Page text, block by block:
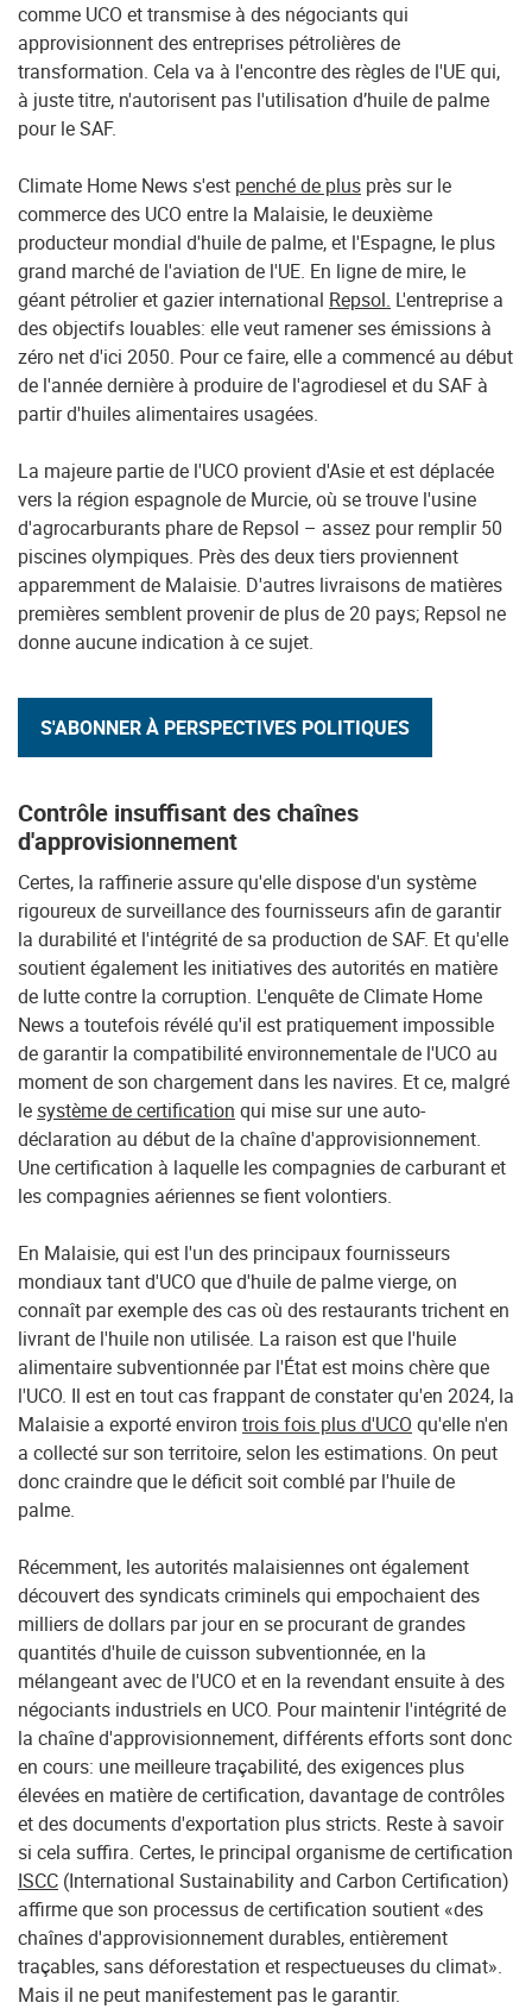
comme UCO et transmise à des négociants qui
approvisionnent des entreprises pétrolières de
transformation. Cela va à l'encontre des règles de l'UE qui,
à juste titre, n'autorisent pas l'utilisation d’huile de palme
pour le SAF.
Climate Home News s'est penché de plus près sur le
commerce des UCO entre la Malaisie, le deuxième
producteur mondial d'huile de palme, et l'Espagne, le plus
grand marché de l'aviation de l'UE. En ligne de mire, le
géant pétrolier et gazier international Repsol. L'entreprise a
des objectifs louables: elle veut ramener ses émissions à
zéro net d'ici 2050. Pour ce faire, elle a commencé au début
de l'année dernière à produire de l'agrodiesel et du SAF à
partir d'huiles alimentaires usagées.
La majeure partie de l'UCO provient d'Asie et est déplacée
vers la région espagnole de Murcie, où se trouve l'usine
d'agrocarburants phare de Repsol – assez pour remplir 50
piscines olympiques. Près des deux tiers proviennent
apparemment de Malaisie. D'autres livraisons de matières
premières semblent provenir de plus de 20 pays; Repsol ne
donne aucune indication à ce sujet.
S'ABONNER À PERSPECTIVES POLITIQUES
Contrôle insuffisant des chaînes
d'approvisionnement
Certes, la raffinerie assure qu'elle dispose d'un système
rigoureux de surveillance des fournisseurs afin de garantir
la durabilité et l'intégrité de sa production de SAF. Et qu'elle
soutient également les initiatives des autorités en matière
de lutte contre la corruption. L'enquête de Climate Home
News a toutefois révélé qu'il est pratiquement impossible
de garantir la compatibilité environnementale de l'UCO au
moment de son chargement dans les navires. Et ce, malgré
lesystème de certification qui mise sur une auto-
déclaration au début de la chaîne d'approvisionnement.
Une certification à laquelle les compagnies de carburant et
les compagnies aériennes se fient volontiers.
En Malaisie, qui est l'un des principaux fournisseurs
mondiaux tant d'UCO que d'huile de palme vierge, on
connaît par exemple des cas où des restaurants trichent en
livrant de l'huile non utilisée. La raison est que l'huile
alimentaire subventionnée par l'État est moins chère que
l'UCO. Il est en tout cas frappant de constater qu'en 2024, la
Malaisie a exporté environ trois fois plus d'UCO qu'elle n'en
a collecté sur son territoire, selon les estimations. On peut
donc craindre que le déficit soit comblé par l'huile de
palme.
Récemment, les autorités malaisiennes ont également
découvert des syndicats criminels qui empochaient des
milliers de dollars par jour en se procurant de grandes
quantités d'huile de cuisson subventionnée, en la
mélangeant avec de l'UCO et en la revendant ensuite à des
négociants industriels en UCO. Pour maintenir l'intégrité de
la chaîne d'approvisionnement, différents efforts sont donc
en cours: une meilleure traçabilité, des exigences plus
élevées en matière de certification, davantage de contrôles
et des documents d'exportation plus stricts. Reste à savoir
si cela suffira. Certes, le principal organisme de certification
ISCC (International Sustainability and Carbon Certification)
affirme que son processus de certification soutient «des
chaînes d'approvisionnement durables, entièrement
traçables, sans déforestation et respectueuses du climat».
Mais il ne peut manifestement pas le garantir.